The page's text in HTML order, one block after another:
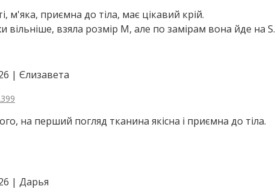
м'яка, приємна до тіла, має цікавий крій.
вільніше, взяла розмір М, але по замірам вона йде на S.
| Єлизавета
на перший погляд тканина якісна і приємна до тіла.
| Дарья